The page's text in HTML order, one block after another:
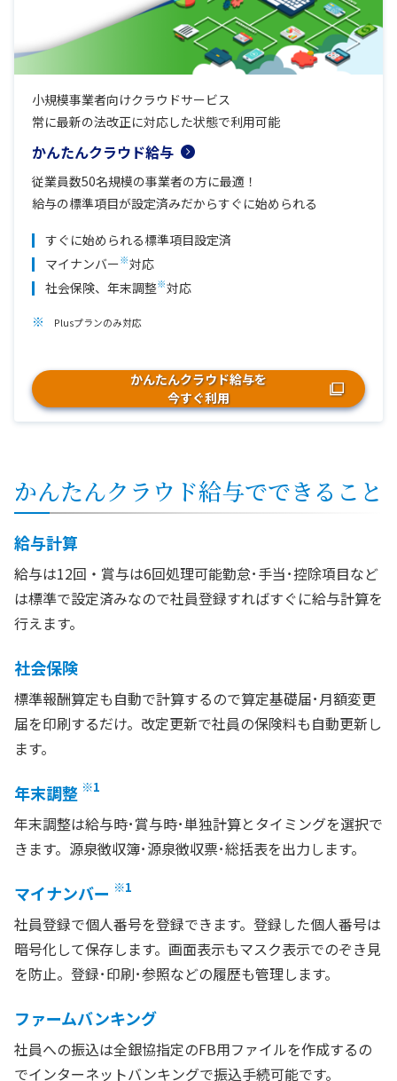
小規模事業者向けクラウドサービス
常に最新の法改正に対応した状態で利用可能
かんたんクラウド給与
従業員数50名規模の事業者の方に最適！
給与の標準項目が設定済みだからすぐに始められる
すぐに始められる標準項目設定済
マイナンバー※対応
社会保険、年末調整※対応
Plusプランのみ対応
かんたんクラウド給与を
今すぐ利用
かんたんクラウド給与でできること
給与計算
給与は12回・賞与は6回処理可能勤怠･手当･控除項目など
は標準で設定済みなので社員登録すればすぐに給与計算を
行えます。
社会保険
標準報酬算定も自動で計算するので算定基礎届･月額変更
届を印刷するだけ。改定更新で社員の保険料も自動更新し
ます。
年末調整 ※1
年末調整は給与時･賞与時･単独計算とタイミングを選択で
きます。源泉徴収簿･源泉徴収票･総括表を出力します。
マイナンバー ※1
社員登録で個人番号を登録できます。登録した個人番号は
暗号化して保存します。画面表示もマスク表示でのぞき見
を防止。登録･印刷･参照などの履歴も管理します。
ファームバンキング
社員への振込は全銀協指定のFB用ファイルを作成するの
でインターネットバンキングで振込手続可能です。